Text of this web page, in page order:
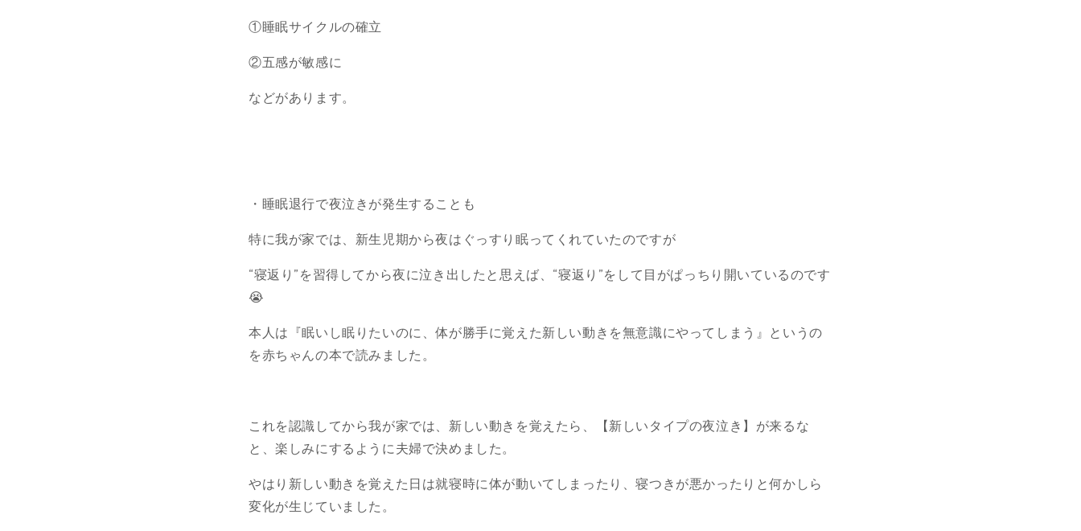
①睡眠サイクルの確立
②五感が敏感に
などがあります。
・睡眠退行で夜泣きが発生することも
特に我が家では、新生児期から夜はぐっすり眠ってくれていたのですが
“寝返り”を習得してから夜に泣き出したと思えば、“寝返り”をして目がぱっちり開いているのです
😭
本人は『眠いし眠りたいのに、体が勝手に覚えた新しい動きを無意識にやってしまう』というの
を赤ちゃんの本で読みました。
これを認識してから我が家では、新しい動きを覚えたら、【新しいタイプの夜泣き】が来るな
と、楽しみにするように夫婦で決めました。
やはり新しい動きを覚えた日は就寝時に体が動いてしまったり、寝つきが悪かったりと何かしら
変化が生じていました。